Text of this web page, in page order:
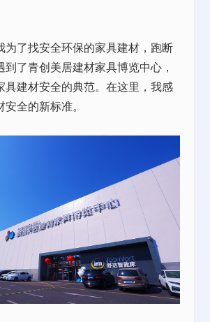
了找安全环保的家具建材，跑断
到了青创美居建材家具博览中心，
具建材安全的典范。在这里，我感
全的新标准。